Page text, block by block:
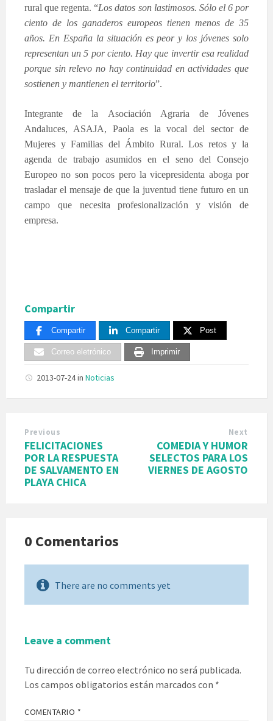
rural que regenta. “Los datos son lastimosos. Sólo el 6 por
ciento de los ganaderos europeos tienen menos de 35
años. En España la situación es peor y los jóvenes solo
representan un 5 por ciento. Hay que invertir esa realidad
porque sin relevo no hay continuidad en actividades que
sostienen y mantienen el territorio”.
Integrante de la Asociación Agraria de Jóvenes
Andaluces, ASAJA, Paola es la vocal del sector de
Mujeres y Familias del Ámbito Rural.Los retos y la
agenda de trabajo asumidos en el seno del Consejo
Europeo no son pocos pero la vicepresidenta aboga por
trasladar el mensaje de que la juventud tiene futuro en un
campo que necesita profesionalización y visión de
empresa.
Compartir
Compartir Compartir Post
Correo eletrónico Imprimir
2013-07-24in Noticias
Previous
FELICITACIONES
POR LA RESPUESTA
DE SALVAMENTO EN
PLAYA CHICA
Next
COMEDIA Y HUMOR
SELECTOS PARA LOS
VIERNES DE AGOSTO
0 Comentarios
There are no comments yet
Leave a comment
Tu dirección de correo electrónico no será publicada.
Los campos obligatorios están marcados con *
COMENTARIO *